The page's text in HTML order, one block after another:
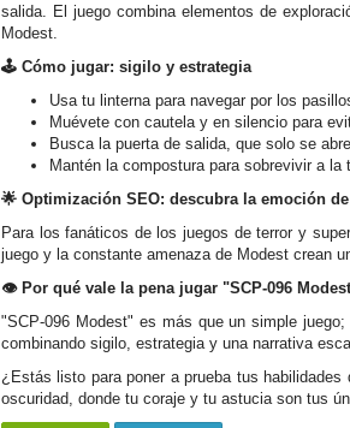
salida. El juego combina elementos de
Modest.
🕹️ Cómo jugar: sigilo y estrategia
Usa tu linterna para navegar por los
Muévete con cautela y en silencio para
Busca la puerta de salida, que solo se
Mantén la compostura para sobrevivir a la
🌟 Optimización SEO: descubra la emoción
Para los fanáticos de los juegos de terror y
juego y la constante amenaza de Modest crean
👁️ Por qué vale la pena jugar "SCP-096
"SCP-096 Modest" es más que un simple
combinando sigilo, estrategia y una narrativa
¿Estás listo para poner a prueba tus
oscuridad, donde tu coraje y tu astucia son tus